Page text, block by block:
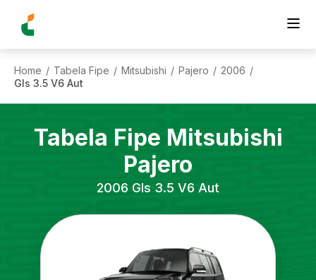
Home / Tabela Fipe / Mitsubishi / Pajero / 2006 /
Gls 3.5 V6 Aut
Tabela Fipe Mitsubishi
Pajero
2006 Gls 3.5 V6 Aut